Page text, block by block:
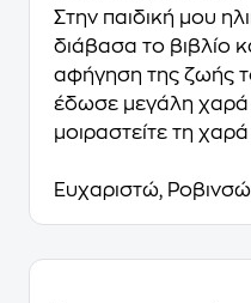
Στην παιδική μου
διάβασα το βιβλίο
αφήγηση της ζωής
έδωσε μεγάλη χαρά
μοιραστείτε τη
Ευχαριστώ,